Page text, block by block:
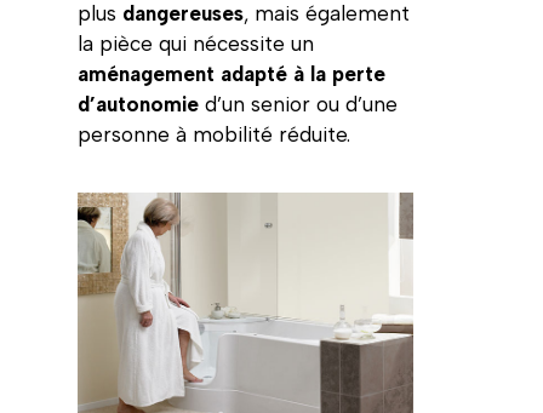
plus dangereuses, mais également
la pièce qui nécessite un
aménagement adapté à la perte
d’autonomied’un senior ou d’une
personne à mobilité réduite.